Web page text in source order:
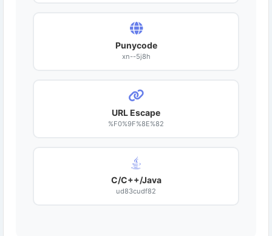
Punycode
xn--5j8h
URL Escape
%F0%9F%8E%82
C/C++/Java
ud83cudf82